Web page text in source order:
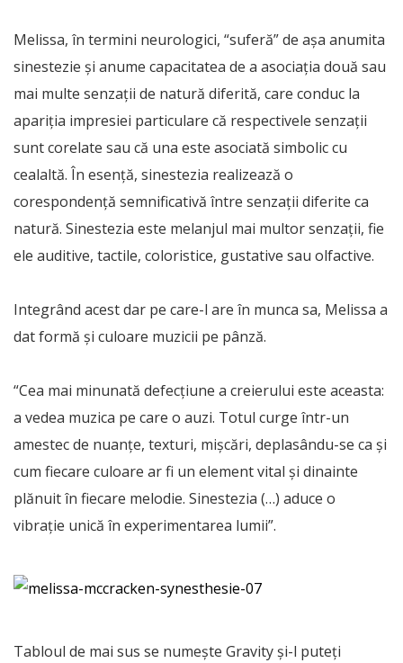
Melissa, în termini neurologici, “suferă” de așa anumita
sinestezie și anume capacitatea de a asociaţia două sau
mai multe senzaţii de natură diferită, care conduc la
apariţia impresiei particulare că respectivele senzaţii
sunt corelate sau că una este asociată simbolic cu
cealaltă. În esenţă, sinestezia realizează o
corespondenţă semnificativă între senzaţii diferite ca
natură. Sinestezia este melanjul mai multor senzaţii, fie
ele auditive, tactile, coloristice, gustative sau olfactive.
Integrând acest dar pe care-l are în munca sa, Melissa a
dat formă și culoare muzicii pe pânză.
“Cea mai minunată defecțiune a creierului este aceasta:
a vedea muzica pe care o auzi. Totul curge într-un
amestec de nuanțe, texturi, mișcări, deplasându-se ca și
cum fiecare culoare ar fi un element vital și dinainte
plănuit în fiecare melodie. Sinestezia (…) aduce o
vibrație unică în experimentarea lumii”.
Tabloul de mai sus se numește Gravity și-l puteți